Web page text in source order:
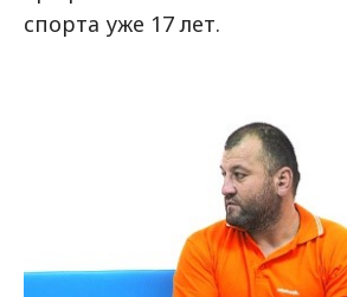
спорта уже 17 лет.